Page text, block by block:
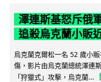
澤連斯基怒斥俄
追殺烏克蘭小販
烏克蘭克爾松一名 52 歲小
傷，影片由烏克蘭總統澤連
「狩獵式」攻擊，烏克蘭...